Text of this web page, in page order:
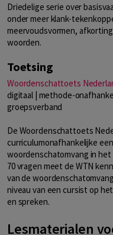
Driedelige serie over
onder meer klank-
meervoudsvormen,
woorden.
Toetsing
Woordenschattoets
digitaal | methode-
groepsverband
De Woordenschattoets
curriculumonafhankelijke
woordenschatomvang in
70 vragen meet de WTN
van de
niveau van een cursist op
en spreken.
Lesmaterialen